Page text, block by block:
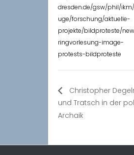
dresden.de/gsw/phil/
uge/forschung/aktuelle-
projekte/bildproteste/
ringvorlesung-image-
protests-bildproteste
Christopher
und Tratsch in der
Archaik